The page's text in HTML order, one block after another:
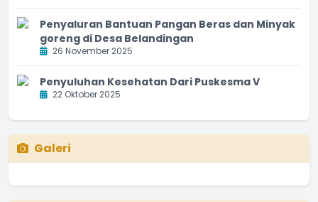
Penyaluran Bantuan Pangan Beras dan Minyak
goreng di Desa Belandingan
26 November 2025
Penyuluhan Kesehatan Dari Puskesma V
22 Oktober 2025
Galeri